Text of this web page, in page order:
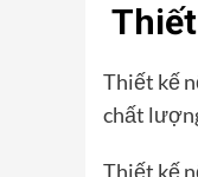
Thiết kế
chất
Thiết kế